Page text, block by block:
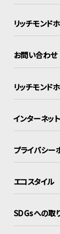
リッチモンド
お問い合わせ
リッチモンド
インターネット
プライバシー
エコスタイル
SDGsへの取